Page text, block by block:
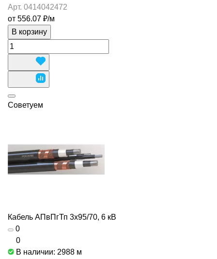
Арт. 0414042472
от 556.07 ₽/м
В корзину
Советуем
Кабель АПвПгТп 3х95/70, 6 кВ
0
0
В наличии: 2988 м